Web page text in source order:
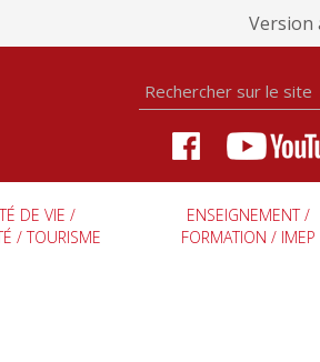
Version
DE VIE /
/ TOURISME
ENSEIGNEMENT /
FORMATION / IMEP